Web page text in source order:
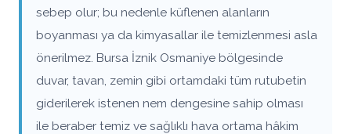
sebep olur; bu nedenle küflenen alanların
boyanması ya da kimyasallar ile temizlenmesi asla
önerilmez. Bursa İznik Osmaniye bölgesinde
duvar, tavan, zemin gibi ortamdaki tüm rutubetin
giderilerek istenen nem dengesine sahip olması
ile beraber temiz ve sağlıklı hava ortama hâkim